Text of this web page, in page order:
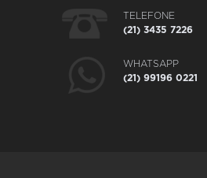
TELEFONE
(21) 3435 7226
WHATSAPP
(21) 99196 0221